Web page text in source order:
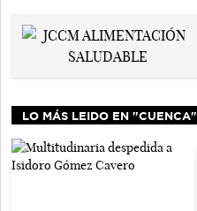
LO MÁS LEIDO EN "CUENCA"